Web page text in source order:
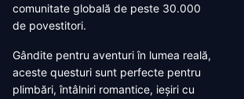
comunitate globală de peste 30.000
de povestitori.
Gândite pentru aventuri în lumea reală,
aceste questuri sunt perfecte pentru
plimbări, întâlniri romantice, ieșiri cu